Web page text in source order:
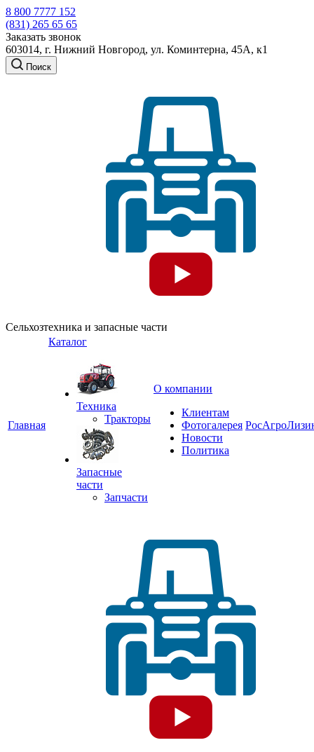
8 800 7777 152
(831) 265 65 65
Заказать звонок
603014, г. Нижний Новгород, ул. Коминтерна, 45А, к1
Поиск
Сельхозтехника и запасные части
Главная
Каталог
Техника
Тракторы
Запасные
части
Запчасти
О компании
Клиентам
Фотогалерея
Новости
Политика